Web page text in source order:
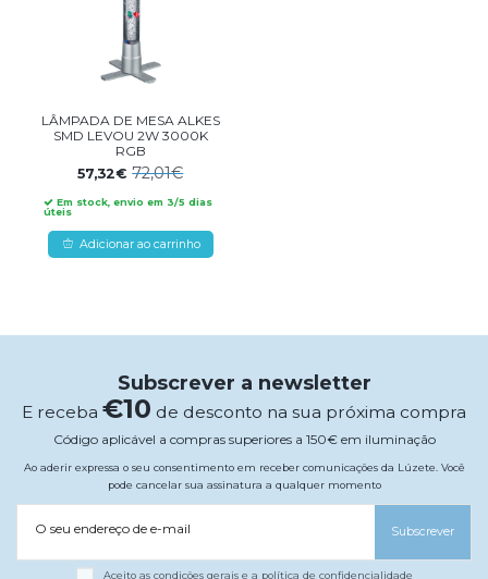
LÂMPADA DE MESA ALKES
SMD LEVOU 2W 3000K
RGB
57,32€72,01€
Em stock, envio em 3/5 dias
úteis
Adicionar ao carrinho
Subscrever a newsletter
E receba €10 de desconto na sua próxima compra
Código aplicável a compras superiores a 150€ em iluminação
Ao aderir expressa o seu consentimento em receber comunicações da Lúzete. Você
pode cancelar sua assinatura a qualquer momento
O seu endereço de e-mail Subscrever
Aceito as condições gerais e a política de confidencialidade